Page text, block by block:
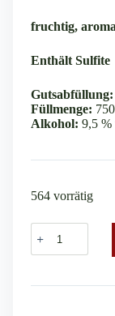
fruchtig,
Enthält Sulfite
Gutsabfüllung:
Füllmenge:
Alkohol: 9,5 %
564 vorrätig
Bacchus
lieblich
bio
Menge